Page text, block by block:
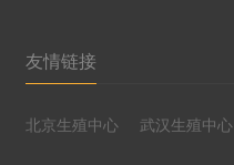
友情链接
北京生殖中心 武汉生殖中心